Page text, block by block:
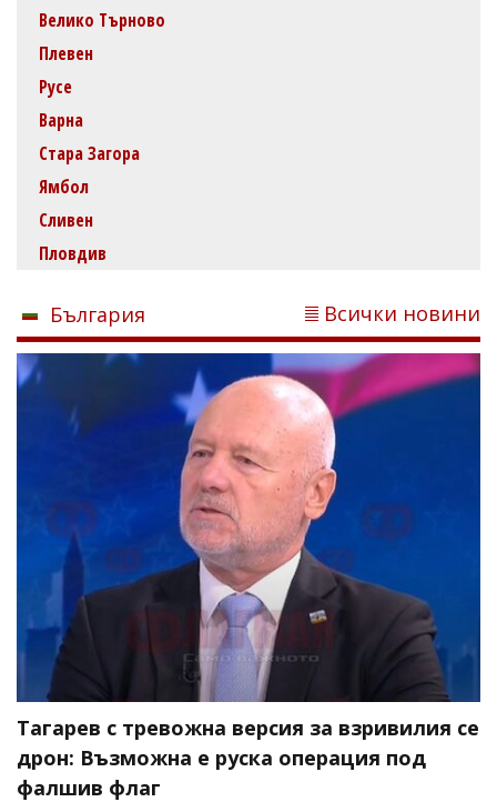
Велико Търново
Плевен
Русе
Варна
Стара Загора
Ямбол
Сливен
Пловдив
България Всички новини
Тагарев с тревожна версия за взривилия се
дрон: Възможна е руска операция под
фалшив флаг